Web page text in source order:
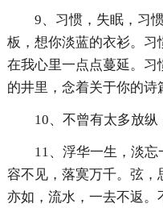
9、习惯，失眠，习
板，想你淡蓝的衣衫。习
在我心里一点点蔓延。
的井里，念着关于你的诗
10、不曾有太多放纵
11、浮华一生，淡
容不见，落寞万千。弦，
亦如，流水，一去不返。